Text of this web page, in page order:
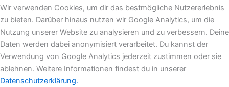
e
d
i
n
b
o
o
k
a
g
r
a
m
i
t
t
e
r
Wir verwenden Cookies, um dir das bestmögliche Nutzererlebnis
zu bieten. Darüber hinaus nutzen wir Google Analytics, um die
Nutzung unserer Website zu analysieren und zu verbessern. Deine
Daten werden dabei anonymisiert verarbeitet. Du kannst der
Verwendung von Google Analytics jederzeit zustimmen oder sie
ablehnen. Weitere Informationen findest du in unserer
Datenschutzerklärung.